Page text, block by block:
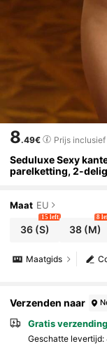
8.49€ Prijs
Seduluxe Sexy
parelketting, 2-
Maat EU
36(S)
15 left
38 (M)
8
Maatgids
Verzenden naar
Gratis verzending
Geschatte levertijd: